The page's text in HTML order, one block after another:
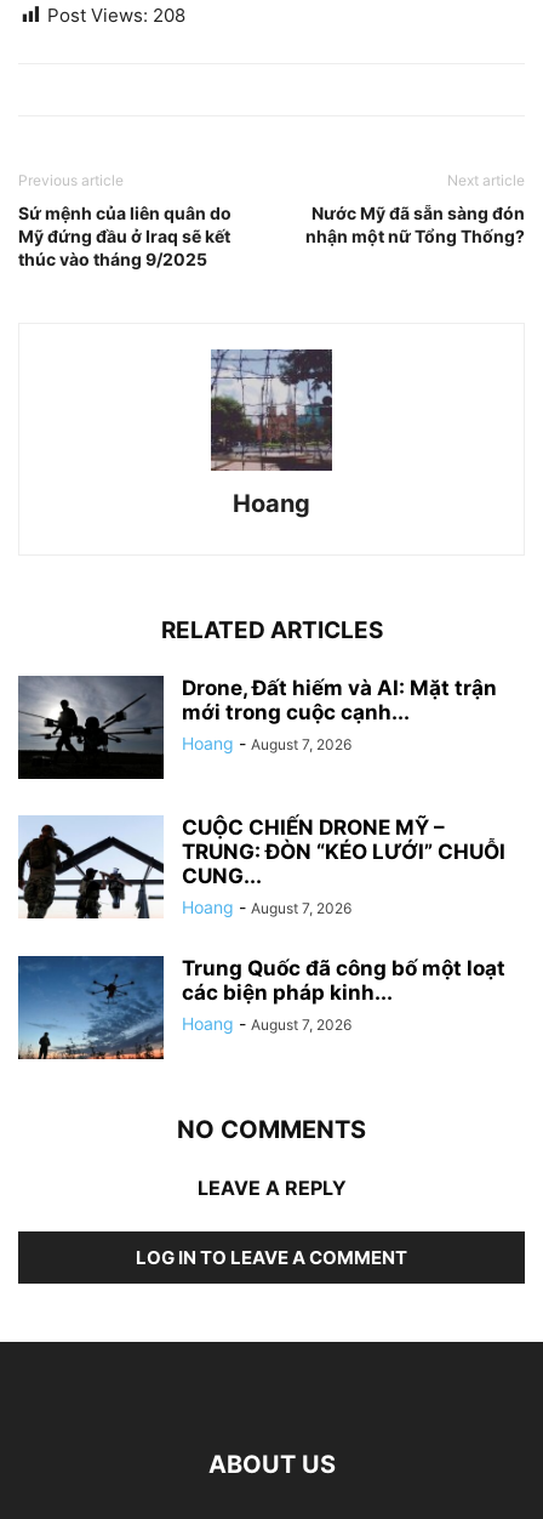
Post Views: 208
Previous article
Sứ mệnh của liên quân do
Mỹ đứng đầu ở Iraq sẽ kết
thúc vào tháng 9/2025
Next article
Nước Mỹ đã sẵn sàng đón
nhận một nữ Tổng Thống?
Hoang
RELATED ARTICLES
Drone, Đất hiếm và AI: Mặt trận
mới trong cuộc cạnh...
Hoang - August 7, 2026
CUỘC CHIẾN DRONE MỸ –
TRUNG: ĐÒN “KÉO LƯỚI” CHUỖI
CUNG...
Hoang - August 7, 2026
Trung Quốc đã công bố một loạt
các biện pháp kinh...
Hoang - August 7, 2026
NO COMMENTS
LEAVE A REPLY
LOG IN TO LEAVE A COMMENT
ABOUT US